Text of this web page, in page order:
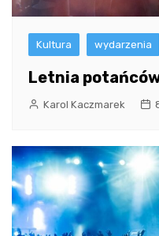
Kultura wydarzenia
Letnia
Karol Kaczmarek